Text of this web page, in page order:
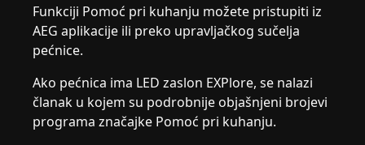
Funkciji Pomoć pri kuhanju možete pristupiti iz
AEG aplikacije ili preko upravljačkog sučelja
pećnice.
Ako pećnica ima LED zaslon EXPlore, se nalazi
članak u kojem su podrobnije objašnjeni brojevi
programa značajke Pomoć pri kuhanju.